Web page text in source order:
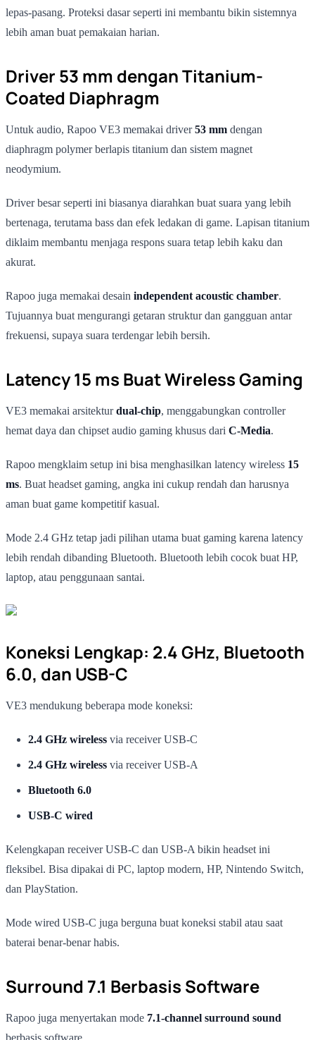
lepas-pasang. Proteksi dasar seperti ini membantu bikin sistemnya
lebih aman buat pemakaian harian.
Driver 53 mm dengan Titanium-
Coated Diaphragm
Untuk audio, Rapoo VE3 memakai driver53 mm dengan
diaphragm polymer berlapis titanium dan sistem magnet
neodymium.
Driver besar seperti ini biasanya diarahkan buat suara yang lebih
bertenaga, terutama bass dan efek ledakan di game. Lapisan titanium
diklaim membantu menjaga respons suara tetap lebih kaku dan
akurat.
Rapoo juga memakai desain independent acoustic chamber.
Tujuannya buat mengurangi getaran struktur dan gangguan antar
frekuensi, supaya suara terdengar lebih bersih.
Latency 15 ms Buat Wireless Gaming
VE3 memakai arsitekturdual-chip, menggabungkan controller
hemat daya dan chipset audio gaming khusus dari C-Media.
Rapoo mengklaim setup ini bisa menghasilkan latency wireless 15
ms. Buat headset gaming, angka ini cukup rendah dan harusnya
aman buat game kompetitif kasual.
Mode 2.4 GHz tetap jadi pilihan utama buat gaming karena latency
lebih rendah dibanding Bluetooth. Bluetooth lebih cocok buat HP,
laptop, atau penggunaan santai.
Koneksi Lengkap: 2.4 GHz, Bluetooth
6.0, dan USB-C
VE3 mendukung beberapa mode koneksi:
2.4 GHz wireless via receiver USB-C
2.4 GHz wireless via receiver USB-A
Bluetooth 6.0
USB-C wired
Kelengkapan receiver USB-C dan USB-A bikin headset ini
fleksibel. Bisa dipakai di PC, laptop modern, HP, Nintendo Switch,
dan PlayStation.
Mode wired USB-C juga berguna buat koneksi stabil atau saat
baterai benar-benar habis.
Surround 7.1 Berbasis Software
Rapoo juga menyertakan mode 7.1-channel surround sound